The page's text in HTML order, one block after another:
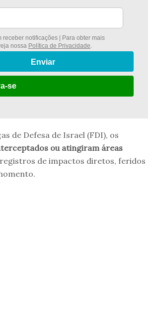
receber notificações | Para obter mais
nossa Política de Privacidade
Enviar
se
de Defesa de Israel (FDI), os
ou atingiram áreas
de impactos diretos, feridos